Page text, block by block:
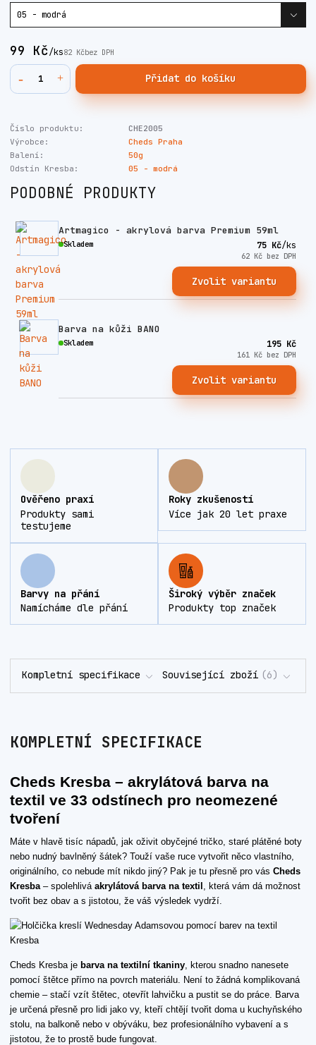
99 Kč/ks82 Kčbez DPH
Přidat do košíku
Číslo produktu:
CHE2005
Výrobce:
Cheds Praha
Balení:
50g
Odstín Kresba:
05 - modrá
PODOBNÉ PRODUKTY
Artmagico - akrylová barva Premium 59ml
75 Kč/ks
62 Kč bez DPH
Skladem
Zvolit variantu
Barva na kůži BANO
195 Kč
161 Kč bez DPH
Skladem
Zvolit variantu
Ověřeno praxí
Produkty sami
testujeme
Roky zkušeností
Více jak 20 let praxe
Barvy na přání
Namícháme dle přání
Široký výběr značek
Produkty top značek
Kompletní specifikace Související zboží 6
KOMPLETNÍ SPECIFIKACE
Cheds Kresba – akrylátová barva na
textil ve 33 odstínech pro neomezené
tvoření
Máte v hlavě tisíc nápadů, jak oživit obyčejné tričko, staré plátěné boty
nebo nudný bavlněný šátek? Touží vaše ruce vytvořit něco vlastního,
originálního, co nebude mít nikdo jiný? Pak je tu přesně pro vás Cheds
Kresba – spolehlivá akrylátová barva na textil , která vám dá možnost
tvořit bez obav a s jistotou, že váš výsledek vydrží.
Cheds Kresba je barva na textilní tkaniny , kterou snadno nanesete
pomocí štětce přímo na povrch materiálu. Není to žádná komplikovaná
chemie – stačí vzít štětec, otevřít lahvičku a pustit se do práce. Barva
je určená přesně pro lidi jako vy, kteří chtějí tvořit doma u kuchyňského
stolu, na balkoně nebo v obýváku, bez profesionálního vybavení a s
jistotou, že to prostě bude fungovat.